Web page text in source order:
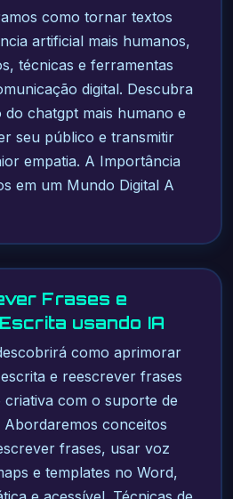
como tornar textos
artificial mais humanos,
técnicas e ferramentas
digital. Descubra
chatgpt mais humano e
seu público e transmitir
empatia. A Importância
em um Mundo Digital A
Frases e
usando IA
como aprimorar
e reescrever frases
com o suporte de
Abordaremos conceitos
frases, usar voz
e templates no Word,